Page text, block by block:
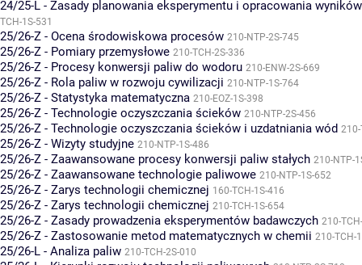
24/25-L - Zasady planowania eksperymentu i opracowania
TCH-1S-531
25/26-Z - Ocena środowiskowa procesów 210-NTP-2S-745
25/26-Z - Pomiary przemysłowe 210-TCH-2S-336
25/26-Z - Procesy konwersji paliw do wodoru 210-ENW-2S-669
25/26-Z - Rola paliw w rozwoju cywilizacji 210-NTP-1S-764
25/26-Z - Statystyka matematyczna 210-EOZ-1S-398
25/26-Z - Technologie oczyszczania ścieków 210-NTP-2S-456
25/26-Z - Technologie oczyszczania ścieków i uzdatniania wód 210-
25/26-Z - Wizyty studyjne 210-NTP-1S-486
25/26-Z - Zaawansowane procesy konwersji paliw stałych 210-NTP-
25/26-Z - Zaawansowane technologie paliwowe 210-NTP-1S-652
25/26-Z - Zarys technologii chemicznej 160-TCH-1S-416
25/26-Z - Zarys technologii chemicznej 210-TCH-1S-654
25/26-Z - Zasady prowadzenia eksperymentów badawczych 210-
25/26-Z - Zastosowanie metod matematycznych w chemii 210-TCH-
25/26-L - Analiza paliw 210-TCH-2S-010